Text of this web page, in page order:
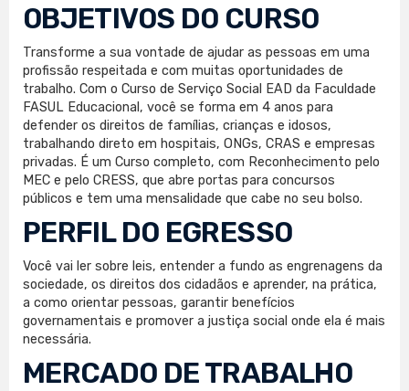
OBJETIVOS DO CURSO
Transforme a sua vontade de ajudar as pessoas em uma
profissão respeitada e com muitas oportunidades de
trabalho. Com o Curso de Serviço Social EAD da Faculdade
FASUL Educacional, você se forma em 4 anos para
defender os direitos de famílias, crianças e idosos,
trabalhando direto em hospitais, ONGs, CRAS e empresas
privadas. É um Curso completo, com Reconhecimento pelo
MEC e pelo CRESS, que abre portas para concursos
públicos e tem uma mensalidade que cabe no seu bolso.
PERFIL DO EGRESSO
Você vai ler sobre leis, entender a fundo as engrenagens da
sociedade, os direitos dos cidadãos e aprender, na prática,
a como orientar pessoas, garantir benefícios
governamentais e promover a justiça social onde ela é mais
necessária.
MERCADO DE TRABALHO